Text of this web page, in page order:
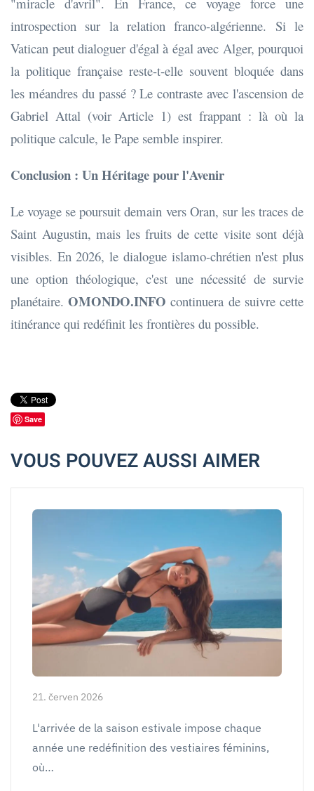
introspection sur la relation franco-algérienne. Si le
Vatican peut dialoguer d'égal à égal avec Alger, pourquoi
la politique française reste-t-elle souvent bloquée dans
les méandres du passé ? Le contraste avec l'ascension de
Gabriel Attal (voir Article 1) est frappant : là où la
politique calcule, le Pape semble inspirer.
Conclusion : Un Héritage pour l'Avenir
Le voyage se poursuit demain vers Oran, sur les traces de
Saint Augustin, mais les fruits de cette visite sont déjà
visibles. En 2026, le dialogue islamo-chrétien n'est plus
une option théologique, c'est une nécessité de survie
planétaire.OMONDO.INFO continuera de suivre cette
itinérance qui redéfinit les frontières du possible.
Save
VOUS POUVEZ AUSSI AIMER
21. červen 2026
L'arrivée de la saison estivale impose chaque
année une redéfinition des vestiaires féminins,
où…